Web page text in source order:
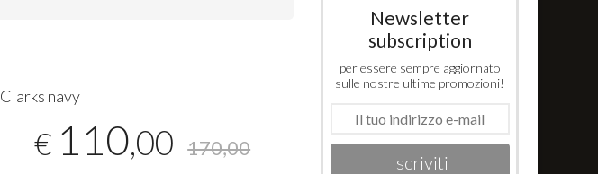
​Clarks navy
€ 110,00 170,00
Newsletter
subscription
per essere sempre aggiornato
sulle nostre ultime promozioni!
Iscriviti